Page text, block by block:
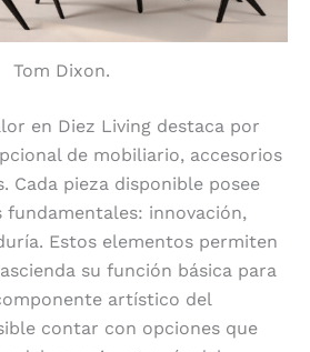
Tom Dixon.
en Diez Living destaca por
de mobiliario, accesorios
Cada pieza disponible posee
innovación,
Estos elementos permiten
su función básica para
artístico del
contar con opciones que